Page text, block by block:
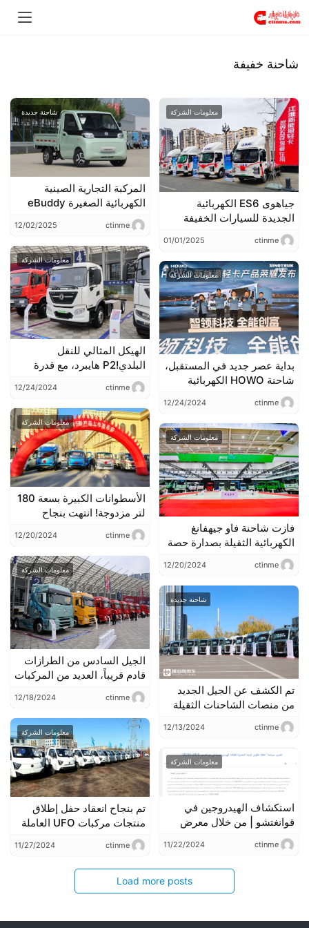
شاحنة خفيفة
شاحنة جديدة
المركبة التجارية الصينية
الكهربائية الصغيرة eBuddy
في طريقها إلى السوق
الأوروبية
ctinme
12/02/2025
معلومات الشركة
جياهوى ES6 الكهربائية
الجديدة للسيارات الخفيفة
تدخل السوق في أربع مدن،
وتقود تيار النقل الحضري
الأخضر لعام 2025.
ctinme
01/01/2025
معلومات الشركة
الهيكل المثالي للنقل
البلدي!P2 هايبرد، مع قدرة
الكهربائي بالكامل، إطلالة حية
على هيكل Dongfeng
Tianjin KR الهجين من الفئة
الثانية.
ctinme
12/24/2024
معلومات الشركة
بداية عصر جديد في المستقبل،
شاحنة HOWO الكهربائية
الخفيفة من الصين شاحنة
شاوو تتوسع إلى آفاق جديدة!
ctinme
12/24/2024
معلومات الشركة
الأسطوانات الكبيرة بسعة 180
لتر مزدوجة! انتهت بنجاح
فعاليات مؤتمر إطلاق المنتج
الجديد فيدي MW5 CNG.ctinme
12/20/2024
معلومات الشركة
فازت شاحنة فاو جيهفانغ
الكهربائية الثقيلة بصدارة حصة
السوق في نوفمبر.
ctinme
12/20/2024
معلومات الشركة
الجيل السادس من الطرازات
قادم قريباً، العديد من المركبات
المعروضة في مؤتمر شركاء
دوفونغ للسيارات التجارية
2025، فما هي أبرز الميزات
والتجهيزات؟
ctinme
12/18/2024
شاحنة جديدة
تم الكشف عن الجيل الجديد
من منصات الشاحنات الثقيلة
العاملة بالوقود، لنأخذك في
جولة داخل معرض شاحنات
العالميين. الشاحنات البارزة
الأخرى أيضاً لفتت الأنظار
بشدة.
ctinme
12/13/2024
معلومات الشركة
تم بنجاح انعقاد حفل إطلاق
منتجات مركبات UFO العاملة
بالغاز الطبيعي المضغوط
(CNG) في بازو.
ctinme
11/27/2024
معلومات الشركة
استكشاف الهيدروجين في
قوانغتشو | من خلال معرض
قوانغتشو الدولي للسيارات
2024، نرى عصرًا جديدًا
للطاقة الهيدروجينية.
ctinme
11/22/2024
Load more posts